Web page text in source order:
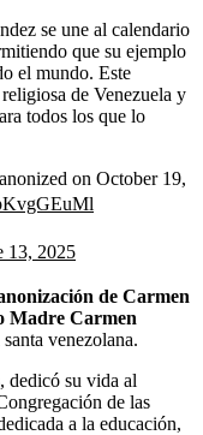
se une al calendario
que su ejemplo
el mundo. Este
de Venezuela y
todos los que lo
on October 19,
13, 2025
de Carmen
Madre Carmen
venezolana.
dedicó su vida al
de las
a la educación,